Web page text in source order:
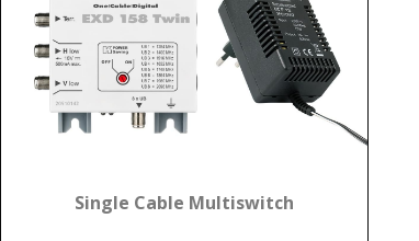
Single Cable Multiswitch